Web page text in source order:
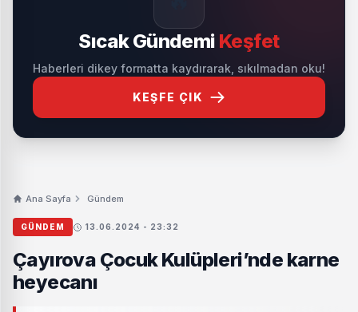
Sıcak Gündemi Keşfet
Haberleri dikey formatta kaydırarak, sıkılmadan oku!
KEŞFE ÇIK
Ana Sayfa Gündem
GÜNDEM 13.06.2024 - 23:32
Çayırova Çocuk Kulüpleri’nde karne
heyecanı